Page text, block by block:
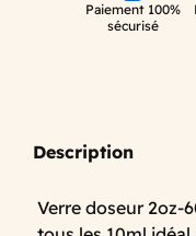
Paiement 100%
sécurisé
Description
Verre doseur 2oz-